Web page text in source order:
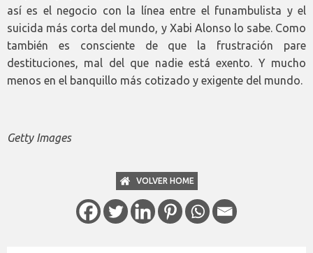
así es el negocio con la línea entre el funambulista y el
suicida más corta del mundo, y Xabi Alonso lo sabe. Como
también es consciente de que la frustración pare
destituciones, mal del que nadie está exento. Y mucho
menos en el banquillo más cotizado y exigente del mundo.
Getty Images
VOLVER HOME